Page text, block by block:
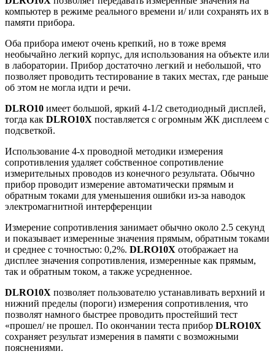
компьютер в режиме реального времени и/ или сохранять их в
памяти прибора.
Оба прибора имеют очень крепкий, но в тоже время
необычайно легкий корпус, для использования на объекте или
в лаборатории. Прибор достаточно легкий и небольшой, что
позволяет проводить тестирование в таких местах, где раньше
об этом не могла идти и речи.
DLRO10 имеет большой, яркий 4-1/2 светодиодный дисплей,
тогда как DLRO10X поставляется с огромным ЖК дисплеем с
подсветкой.
Использование 4-х проводной методики измерения
сопротивления удаляет собственное сопротивление
измерительных проводов из конечного результата. Обычно
прибор проводит измерение автоматически прямым и
обратным токами для уменьшения ошибки из-за наводок
электромагнитной интерференции
Измерение сопротивления занимает обычно около 2.5 секунд
и показывает измеренные значения прямым, обратным токами
и среднее с точностью: 0,2%. DLRO10X отображает на
дисплее значения сопротивления, измеренные как прямым,
так и обратным током, а также усредненное.
DLRO10X позволяет пользователю устанавливать верхний и
нижний пределы (пороги) измерения сопротивления, что
позволят намного быстрее проводить простейший тест
«прошел/ не прошел. По окончании теста прибор DLRO10X
сохраняет результат измерения в памяти с возможными
пояснениями.